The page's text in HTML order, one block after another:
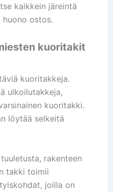
kaikkein järeintä
huono ostos.
kuoritakit
kuoritakkeja.
ulkoilutakkeja,
kuoritakki.
löytää selkeitä
rakenteen
takki toimii
joilla on